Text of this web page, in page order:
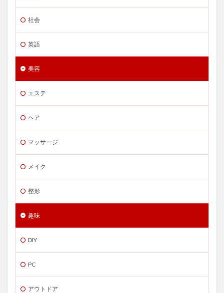
社会
英語
美容
エステ
ヘア
マッサージ
メイク
整形
趣味
DIY
PC
アウトドア